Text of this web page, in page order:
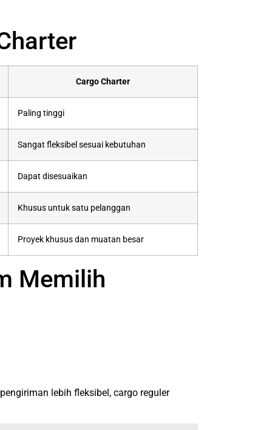
Cargo Charter
Paling tinggi
Sangat fleksibel sesuai kebutuhan
Dapat disesuaikan
Khusus untuk satu pelanggan
Proyek khusus dan muatan besar
Memilih
lebih fleksibel, cargo reguler